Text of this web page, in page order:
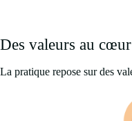
Des valeurs au
La pratique repose sur des